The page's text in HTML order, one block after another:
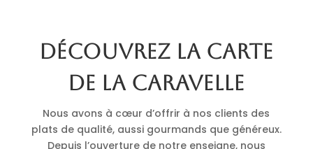
Découvrez la carte
de La Caravelle
Nous avons à cœur d’offrir à nos clients des
plats de qualité, aussi gourmands que généreux.
Depuis l’ouverture de notre enseigne, nous